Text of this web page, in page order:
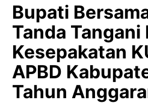
Anggaran 2023
Bupati
Tanda Tangani
Kesepakatan
APBD
Tahun